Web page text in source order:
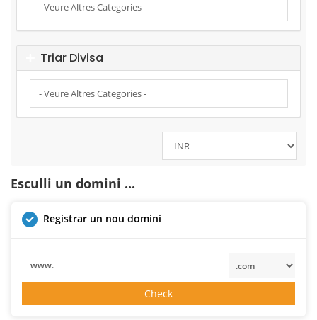
Triar Divisa
Esculli un domini ...
Registrar un nou domini
www.
Check